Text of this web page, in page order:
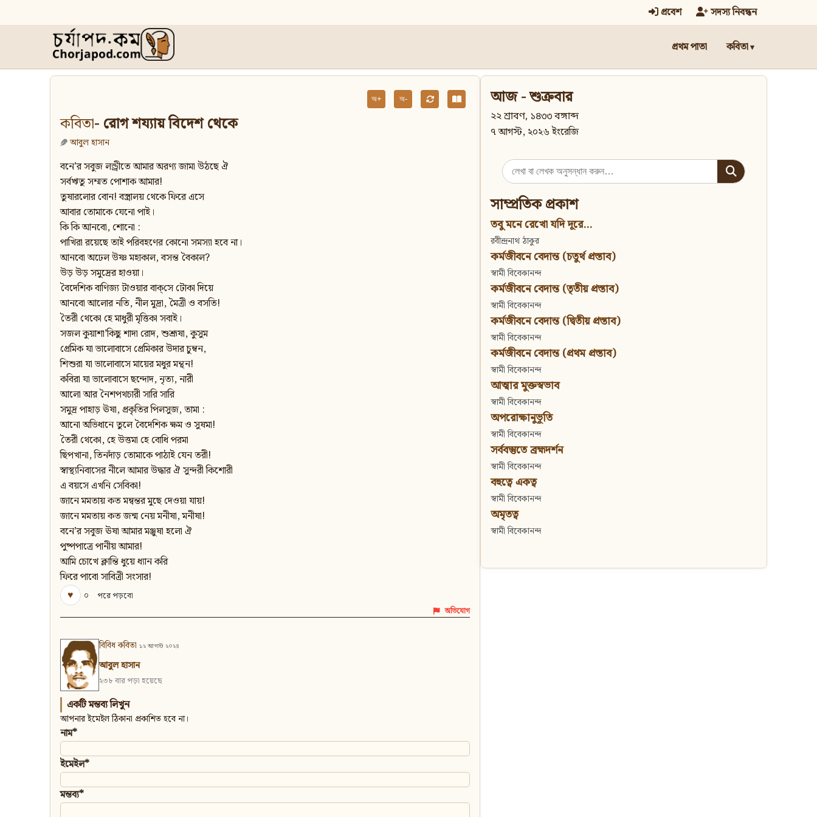
প্রবেশ সদস্য নিবন্ধন
প্রথম পাতা কবিতা
অ+ অ-
কবিতা- রোগ শয্যায় বিদেশ থেকে
আবুল হাসান
বনে’র সবুজ লন্ড্রীতে আমার অরণ্য জামা উঠছে ঐ
সর্বঋতু সম্মত পোশাক আমার!
তুষারলোর বোন! বস্ত্রালয় থেকে ফিরে এসে
আবার তোমাকে যেনো পাই।
কি কি আনবো, শোনো :
পাখিরা রয়েছে তাই পরিবহণের কোনো সমস্যা হবে না।
আনবো অঢেল উষ্ণ মহাকাল, বসন্ত বৈকাল?
উড় উড় সমুদ্রের হাওয়া।
বৈদেশিক বাণিজ্য টাওয়ার বাক্‌সে টোকা দিয়ে
আনবো আলোর নতি, নীল মুদ্রা, মৈত্রী ও বসতি!
তৈরী থেকো হে মাধুরী মৃত্তিকা সবাই।
সজল কুয়াশা’কিছু শাদা রোদ, শুশ্রূষা, কুসুম
প্রেমিক যা ভালোবাসে প্রেমিকার উদার চুম্বন,
শিশুরা যা ভালোবাসে মায়ের মধুর মন্থন!
কবিরা যা ভালোবাসে ছন্দোদ, নৃত্য, নারী
আলো আর নৈশপথচারী সারি সারি
সমুদ্র পাহাড় ঊষা, প্রকৃতির পিলসুজ, তামা :
আনো অভিধানে তুলে বৈদেশিক ক্ষম ও সুষমা!
তৈরী থেকো, হে উত্তমা হে বোধি পরমা
ছিপখানা, তিনদাঁড় তোমাকে পাঠাই যেন তরী!
স্বাস্থ্যনিবাসের নীলে আমার উদ্ধার ঐ সুন্দরী কিশোরী
এ বয়সে এখনি সেবিকা!
জানে মমতায় কত মন্বন্তর মুছে দেওয়া যায়!
জানে মমতায় কত জন্ম নেয় মনীষা, মনীষা!
বনে’র সবুজ ঊষা আমার মঞ্জুষা হলো ঐ
পুষ্পপাত্রে পানীয় আমার!
আমি চোখে ক্লান্তি ধুয়ে ধ্যান করি
ফিরে পাবো সাবিত্রী সংসার!
♥
০ পরে পড়বো
অভিযোগ
বিবিধ কবিতা ১২ আগস্ট ২০২৪
আবুল হাসান
২৩৮ বার পড়া হয়েছে
একটি মন্তব্য লিখুন
আপনার ইমেইল ঠিকানা প্রকাশিত হবে না।
নাম*
ইমেইল*
মন্তব্য*
আজ - শুক্রবার
২২ শ্রাবণ, ১৪৩৩ বঙ্গাব্দ
৭ আগস্ট, ২০২৬ ইংরেজি
Search
for:
সাম্প্রতিক প্রকাশ
তবু মনে রেখো যদি দূরে...
রবীন্দ্রনাথ ঠাকুর
কর্মজীবনে বেদান্ত (চতুর্থ প্রস্তাব)
স্বামী বিবেকানন্দ
কর্মজীবনে বেদান্ত (তৃতীয় প্রস্তাব)
স্বামী বিবেকানন্দ
কর্মজীবনে বেদান্ত (দ্বিতীয় প্রস্তাব)
স্বামী বিবেকানন্দ
কর্মজীবনে বেদান্ত (প্রথম প্রস্তাব)
স্বামী বিবেকানন্দ
আত্মার মুক্তস্বভাব
স্বামী বিবেকানন্দ
অপরোক্ষানুভূতি
স্বামী বিবেকানন্দ
সর্ববস্তুতে ব্রহ্মদর্শন
স্বামী বিবেকানন্দ
বহুত্বে একত্ব
স্বামী বিবেকানন্দ
অমৃতত্ব
স্বামী বিবেকানন্দ